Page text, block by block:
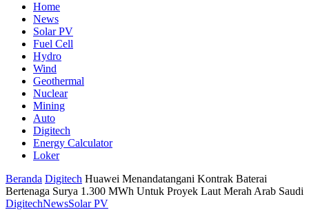
Home
News
Solar PV
Fuel Cell
Hydro
Wind
Geothermal
Nuclear
Mining
Auto
Digitech
Energy Calculator
Loker
Beranda Digitech Huawei Menandatangani Kontrak Baterai
Bertenaga Surya 1.300 MWh Untuk Proyek Laut Merah Arab Saudi
DigitechNewsSolar PV